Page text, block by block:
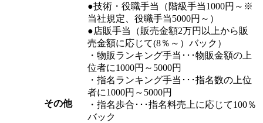
その他
●技術・役職手当（階級手当1000円～※
当社規定、役職手当5000円～）
●店販手当（販売金額2万円以上から販
売金額に応じて(8％～）バック）
・物販ランキング手当･･･物販金額の上
位者に1000円～5000円
・指名ランキング手当･･･指名数の上位
者に1000円～5000円
・指名歩合･･･指名料売上に応じて100％
バック